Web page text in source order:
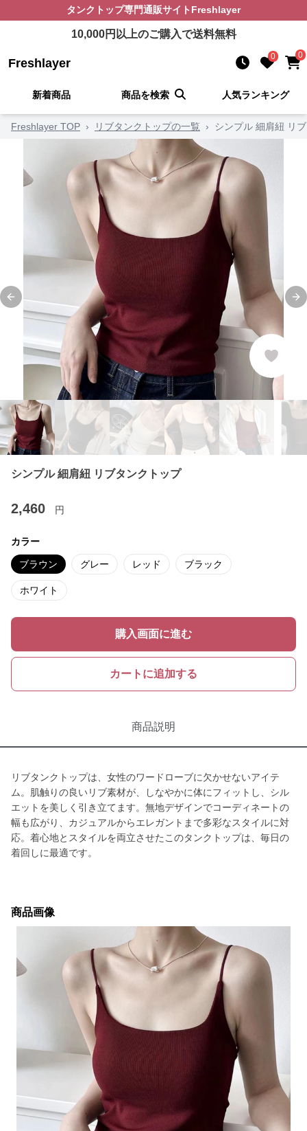
タンクトップ専門通販サイト Freshlayer
10,000円以上のご購入で送料無料
Freshlayer 0 0
新着商品 商品を検索 人気ランキング
Freshlayer TOP › リブタンクトップの一覧 › シンプル 細肩紐 リ
Previous slide
シンプル 細肩紐 リブタンクトップ
2,460 円
カラー
ブラウン グレー レッド ブラック
ホワイト
購入画面に進む
カートに追加する
商品説明
リブタンクトップは、女性のワードローブに欠かせないアイテ
ム。肌触りの良いリブ素材が、しなやかに体にフィットし、シル
エットを美しく引き立てます。無地デザインでコーディネートの
幅も広がり、カジュアルからエレガントまで多彩なスタイルに対
応。着心地とスタイルを両立させたこのタンクトップは、毎日の
着回しに最適です。
商品画像